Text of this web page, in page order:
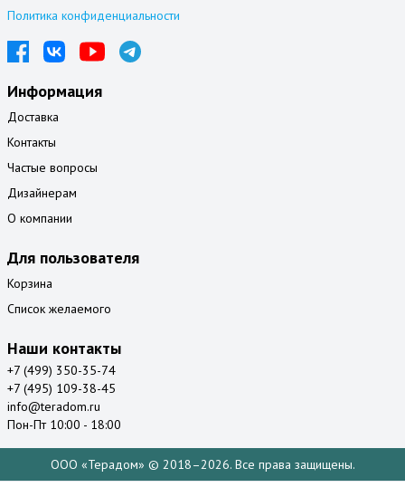
Политика конфиденциальности
Информация
Доставка
Контакты
Частые вопросы
Дизайнерам
О компании
Для пользователя
Корзина
Список желаемого
Наши контакты
+7 (499) 350-35-74
+7 (495) 109-38-45
info@teradom.ru
Пон-Пт 10:00 - 18:00
ООО «Терадом» © 2018–2026. Все права защищены.